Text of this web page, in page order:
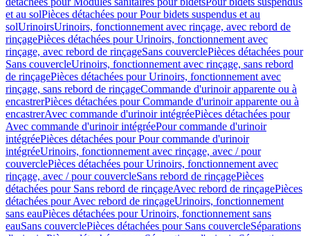
et au solPièces détachées pour Pour bidets suspendus et au
solUrinoirsUrinoirs, fonctionnement avec rinçage, avec rebord de
rinçagePièces détachées pour Urinoirs, fonctionnement avec
rinçage, avec rebord de rinçageSans couverclePièces détachées pour
Sans couvercleUrinoirs, fonctionnement avec rinçage, sans rebord
de rinçagePièces détachées pour Urinoirs, fonctionnement avec
rinçage, sans rebord de rinçageCommande d'urinoir apparente ou à
encastrerPièces détachées pour Commande d'urinoir apparente ou à
encastrerAvec commande d'urinoir intégréePièces détachées pour
Avec commande d'urinoir intégréePour commande d'urinoir
intégréePièces détachées pour Pour commande d'urinoir
intégréeUrinoirs, fonctionnement avec rinçage, avec / pour
couverclePièces détachées pour Urinoirs, fonctionnement avec
rinçage, avec / pour couvercleSans rebord de rinçagePièces
détachées pour Sans rebord de rinçageAvec rebord de rinçagePièces
détachées pour Avec rebord de rinçageUrinoirs, fonctionnement
sans eauPièces détachées pour Urinoirs, fonctionnement sans
eauSans couverclePièces détachées pour Sans couvercleSéparations